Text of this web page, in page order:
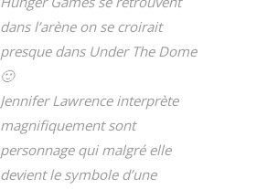
dans l’arène on se croirait
presque dans Under The Dome
🙂
Jennifer Lawrence interprète
magnifiquement sont
personnage qui malgré elle
devient le symbole d’une